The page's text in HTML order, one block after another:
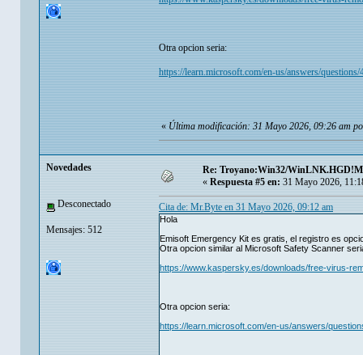
Otra opcion seria:
https://learn.microsoft.com/en-us/answers/
«Última modificación: 31 Mayo 2026, 09:26 am
Novedades
Desconectado
Mensajes: 512
Re: Troyano:Win32/
« Respuesta #5 en: 31 Mayo 2026,
Cita de: Mr.Byte en 31 Mayo 2026, 09:12 am
Hola
Emisoft Emergency Kit es gratis, el registro es
Otra opcion similar al Microsoft Safety Scanner
https://www.kaspersky.es/downloads/free-virus-
Otra opcion seria:
https://learn.microsoft.com/en-us/answers/